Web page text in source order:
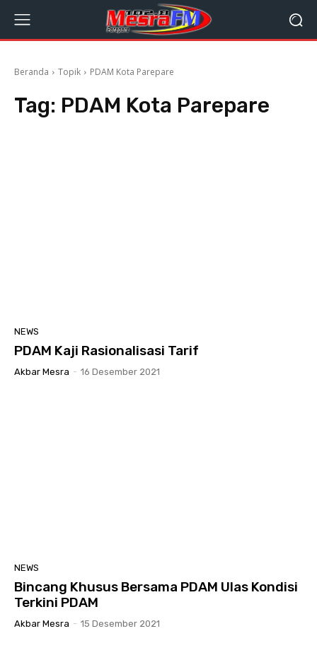
Beranda Topik PDAM Kota Parepare
Tag: PDAM Kota Parepare
NEWS
PDAM Kaji Rasionalisasi Tarif
Akbar Mesra - 16 Desember 2021
NEWS
Bincang Khusus Bersama PDAM Ulas Kondisi
Terkini PDAM
Akbar Mesra - 15 Desember 2021